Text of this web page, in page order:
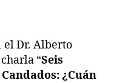
el Dr. Alberto
“Seis
¿Cuán